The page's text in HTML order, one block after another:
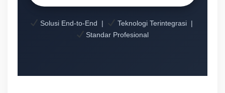
Solusi End-to-End |
Teknologi Terintegrasi |
Standar Profesional